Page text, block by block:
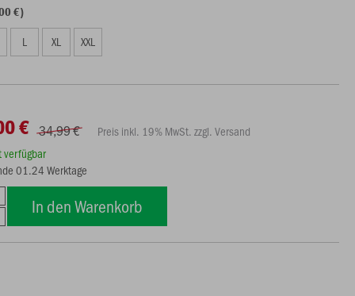
€)
L XL XXL
€ 34,99 €
Preis inkl. 19% MwSt. zzgl. Versand
verfügbar
01.24 Werktage
In den Warenkorb